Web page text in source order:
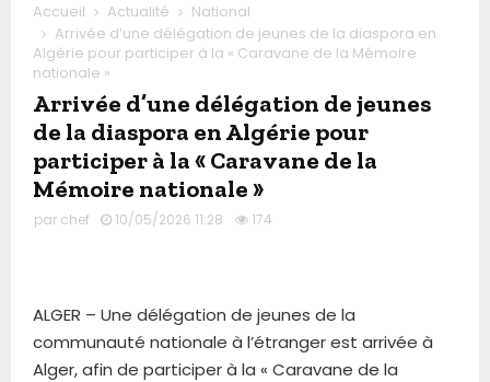
Accueil Actualité
National
Arrivée d’une délégation de jeunes de la diaspora en
Algérie pour participer à la « Caravane de la Mémoire
nationale »
Arrivée d’une délégation de jeunes
de la diaspora en Algérie pour
participer à la « Caravane de la
Mémoire nationale »
par chef 10/05/2026 11:28 174
ALGER – Une délégation de jeunes de la
communauté nationale à l’étranger est arrivée à
Alger, afin de participer à la « Caravane de la